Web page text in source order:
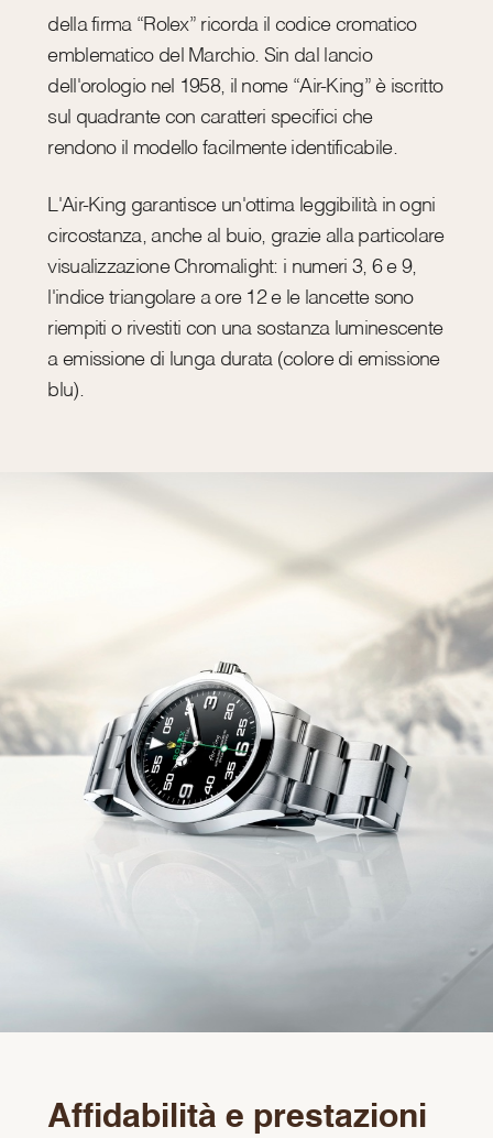
della firma “Rolex” ricorda il codice cromatico
emblematico del Marchio. Sin dal lancio
dell'orologio nel 1958, il nome “Air-King” è iscritto
sul quadrante con caratteri specifici che
rendono il modello facilmente identificabile.
L'Air-King garantisce un'ottima leggibilità in ogni
circostanza, anche al buio, grazie alla particolare
visualizzazione Chromalight: i numeri 3, 6 e 9,
l'indice triangolare a ore 12 e le lancette sono
riempiti o rivestiti con una sostanza luminescente
a emissione di lunga durata (colore di emissione
blu).
Affidabilità e prestazioni